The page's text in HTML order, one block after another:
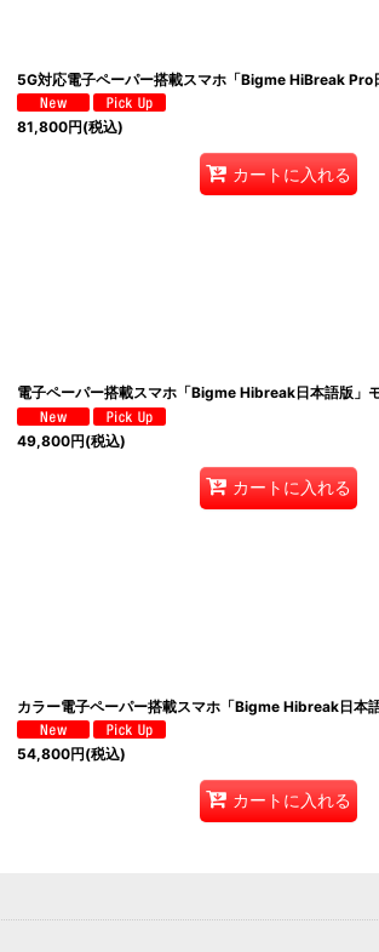
5G対応電子ペーパー搭載スマホ「Bigme HiBreak Pro
81,800円(税込)
カートに入れる
電子ペーパー搭載スマホ「Bigme Hibreak日本語版」
49,800円(税込)
カートに入れる
カラー電子ペーパー搭載スマホ「Bigme Hibreak日本
54,800円(税込)
カートに入れる